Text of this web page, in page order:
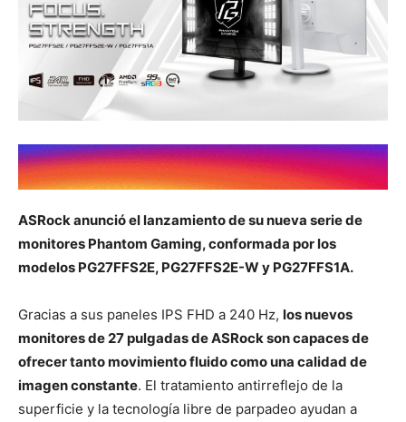
ASRock anunció el lanzamiento de su nueva serie de
monitores Phantom Gaming, conformada por los
modelos PG27FFS2E, PG27FFS2E-W y PG27FFS1A.
Gracias a sus paneles IPS FHD a 240 Hz, los nuevos
monitores de 27 pulgadas de ASRock son capaces de
ofrecer tanto movimiento fluido como una calidad de
imagen constante. El tratamiento antirreflejo de la
superficie y la tecnología libre de parpadeo ayudan a